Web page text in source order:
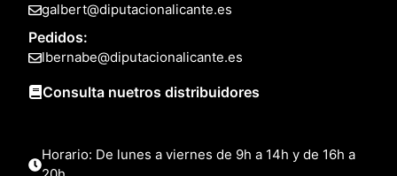
galbert@diputacionalicante.es
Pedidos:
lbernabe@diputacionalicante.es
Consulta nuetros distribuidores
Horario: De lunes a viernes de 9h a 14h y de 16h a